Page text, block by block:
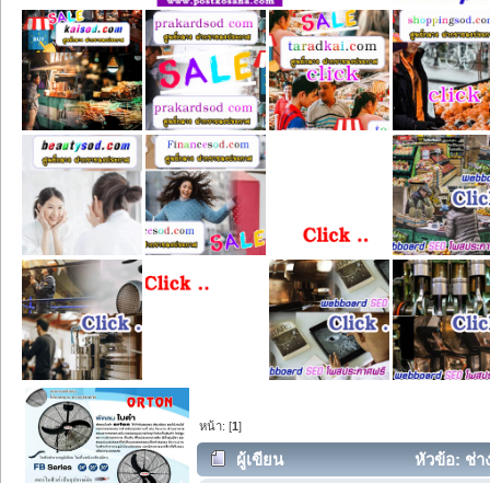
หน้า: [1]
ผู้เขียน
หัวข้อ: ช่า